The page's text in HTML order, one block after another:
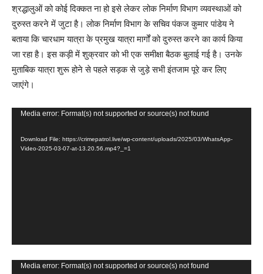
श्रद्धालुओं को कोई दिक्कत ना हो इसे लेकर लोक निर्माण विभाग व्यवस्थाओं को
दुरुस्त करने में जुटा है। लोक निर्माण विभाग के सचिव पंकज कुमार पांडेय ने
बताया कि चारधाम यात्रा के प्रमुख यात्रा मार्गों को दुरुस्त करने का कार्य किया
जा रहा है। इस कड़ी में शुक्रवार को भी एक समीक्षा बैठक बुलाई गई है। उनके
मुताबिक यात्रा शुरू होने से पहले सड़क से जुड़े सभी इंतजाम पूरे कर लिए
जाएंगे।
Media error: Format(s) not supported or source(s) not found
Download File: https://crimepatrol.live/wp-content/uploads/2025/03/WhatsApp-
Video-2025-03-07-at-13.20.56.mp4?_=1
Media error: Format(s) not supported or source(s) not found